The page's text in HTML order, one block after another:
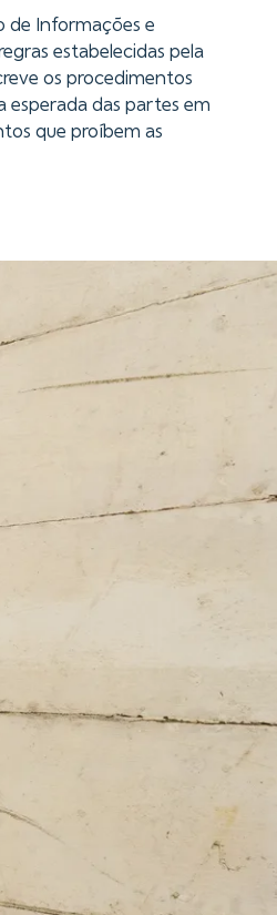
de Informações e
estabelecidas pela
os procedimentos
esperada das partes em
que proíbem as